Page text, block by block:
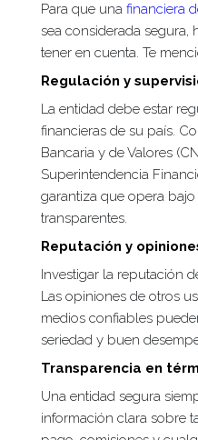
Para que una financiera
sea considerada segura,
tener en cuenta. Te
Regulación y
La entidad debe estar
financieras de su país.
Bancaria y de Valores
Superintendencia
garantiza que opera
transparentes.
Reputación y
Investigar la reputación
Las opiniones de otros
medios confiables
seriedad y buen
Transparencia en
Una entidad segura
información clara sobre